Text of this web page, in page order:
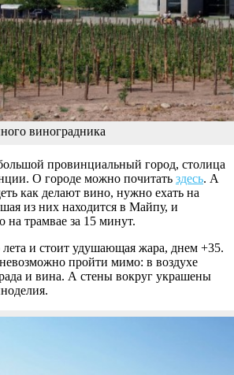
виноградника
провинциальный город, столица
О городе можно почитать здесь. А
как делают вино, нужно ехать на
из них находится в Майпу, и
на трамвае за 15 минут.
и стоит удушающая жара, днем +35.
пройти мимо: в воздухе
и вина. А стены вокруг украшены